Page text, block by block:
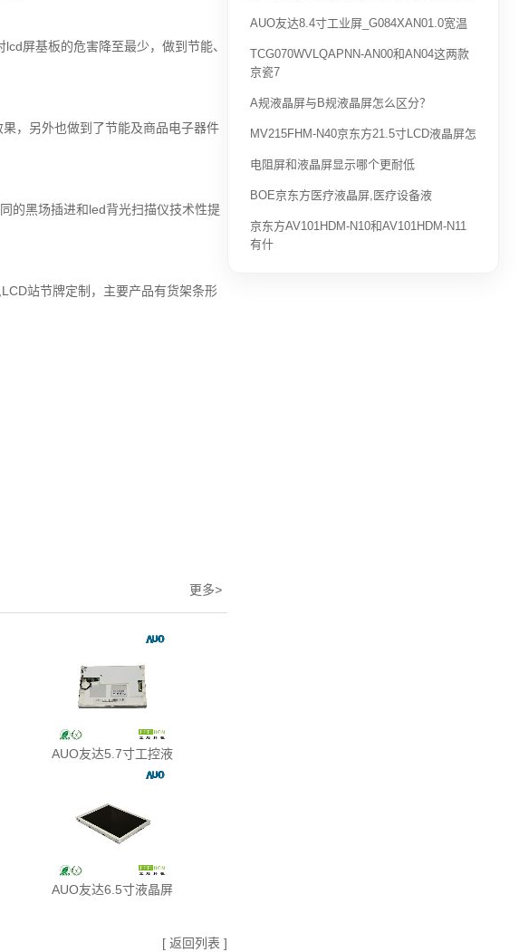
屏基板的危害降至最少，做到节能、
，另外也做到了节能及商品电子器件
的黑场插进和led背光扫描仪技术性提
站节牌定制，主要产品有货架条形
更多>
AUO友达5.7寸工控液
AUO友达6.5寸液晶屏
[ 返回列表 ]
AUO友达8.4寸工业屏_G084XAN01.0宽温
TCG070WVLQAPNN-AN00和AN04这两款
京瓷7
A规液晶屏与B规液晶屏怎么区分？
MV215FHM-N40京东方21.5寸LCD液晶屏怎
电阻屏和液晶屏显示哪个更耐低
BOE京东方医疗液晶屏,医疗设备液
京东方AV101HDM-N10和AV101HDM-N11
有什